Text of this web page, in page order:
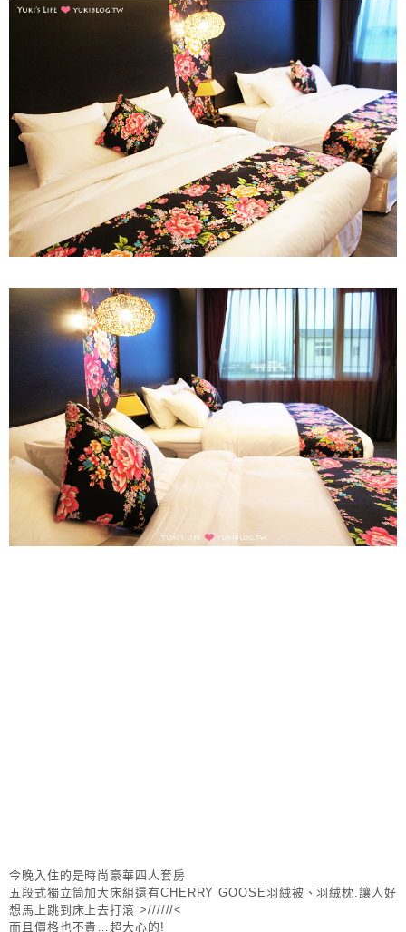
今晚入住的是時尚豪華四人套房
五段式獨立筒加大床組還有CHERRY GOOSE羽絨被、羽絨枕.讓人好
想馬上跳到床上去打滾 >//////<
而且價格也不貴…超大心的!